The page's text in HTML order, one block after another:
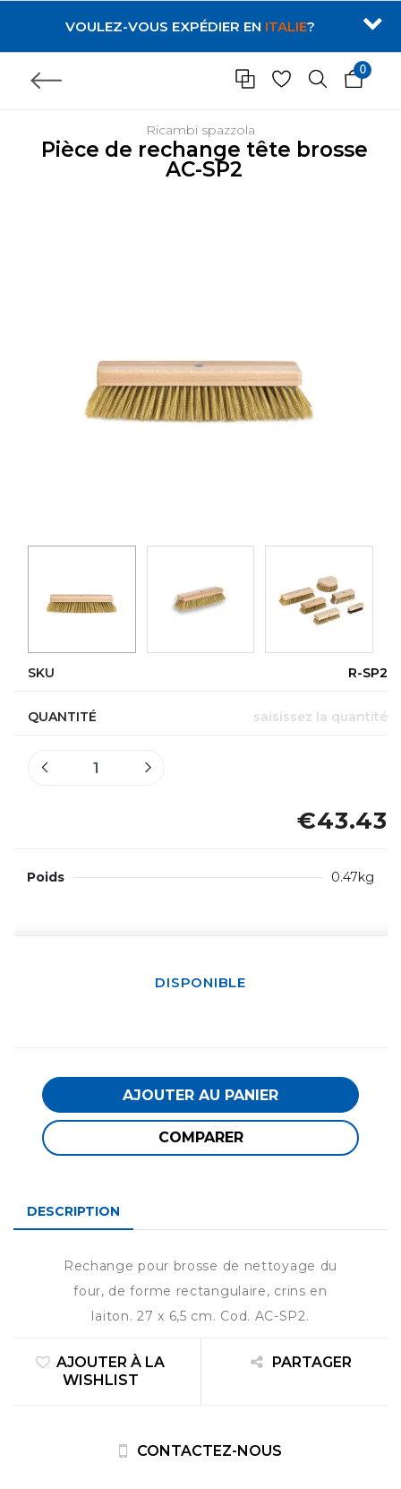
VOULEZ-VOUS EXPÉDIER EN ITALIE?
0
Ricambi spazzola
Pièce de rechange tête brosse
AC-SP2
SKU R-SP2
QUANTITÉ saisissez la quantité
€43.43
Poids 0.47kg
DISPONIBLE
AJOUTER AU PANIER
COMPARER
DESCRIPTION
Rechange pour brosse de nettoyage du
four, de forme rectangulaire, crins en
laiton. 27 x 6,5 cm. Cod. AC-SP2.
AJOUTER À LA
WISHLIST
PARTAGER
CONTACTEZ-NOUS